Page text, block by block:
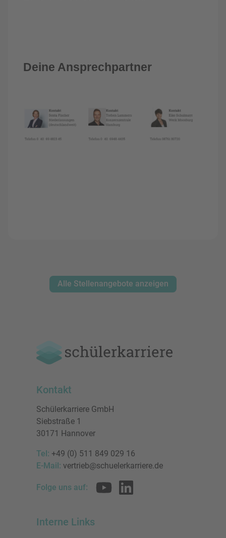
Deine Ansprechpartner
Alle Stellenangebote anzeigen
Kontakt
Schülerkarriere GmbH
Siebstraße 1
30171 Hannover
Tel: +49 (0) 511 849 029 16
E-Mail: vertrieb@schuelerkarriere.de
Folge uns auf:
Interne Links